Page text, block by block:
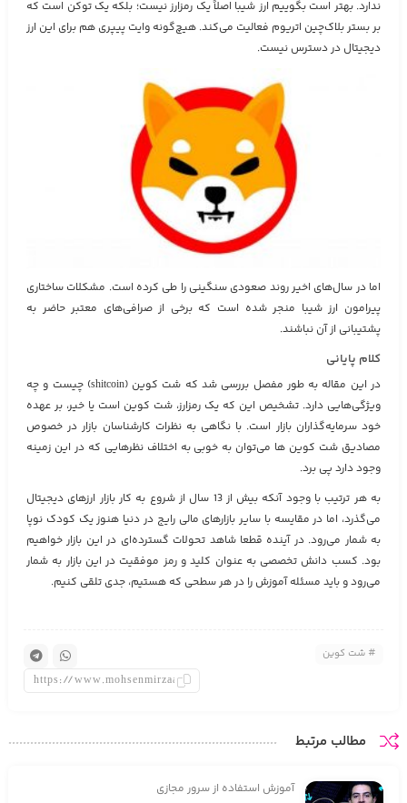
ندارد. بهتر است بگوییم ارز شیبا اصلاً یک رمزارز نیست؛ بلکه یک توکن است که
بر بستر بلا‌ک‌چین اتریوم فعالیت می‌کند. هیچ‌گونه وایت پیپری هم برای این ارز
دیجیتال در دسترس نیست.
اما در سال‌های اخیر روند صعودی سنگینی را طی کرده است. مشکلات ساختاری
پیرامون ارز شیبا منجر شده است که برخی از صرافی‌های معتبر حاضر به
پشتیبانی از آن نباشند.
کلام پایانی
در این مقاله به طور مفصل بررسی شد که شت کوین (shitcoin) چیست و چه
ویژگی‌هایی دارد. تشخیص این که یک رمزارز، شت کوین است یا خیر، بر عهده
خود سرمایه‌گذاران بازار است. با نگاهی به نظرات کارشناسان بازار در خصوص
مصادیق شت کوین‌ ها می‌توان به خوبی به اختلاف نظرهایی که در این زمینه
وجود دارد پی برد.
به هر ترتیب با وجود آنکه بیش از 13 سال از شروع به کار بازار ارزهای دیجیتال
می‌گذرد، اما در مقایسه با سایر بازارهای مالی رایج در دنیا هنوز یک کودک نوپا
به شمار می‌رود. در آینده قطعا شاهد تحولات گسترده‌ای در این بازار خواهیم
بود. کسب دانش تخصصی به عنوان کلید و رمز موفقیت در این بازار به شمار
می‌رود و باید مسئله آموزش را در هر سطحی که هستیم، جدی تلقی کنیم.
شت کوین
مطالب مرتبط
آموزش استفاده از سرور مجازی